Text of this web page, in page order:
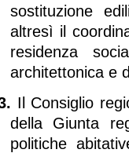
sostituzione
altresì il
residenza
architettonica e
Il Consiglio
della Giunta
politiche